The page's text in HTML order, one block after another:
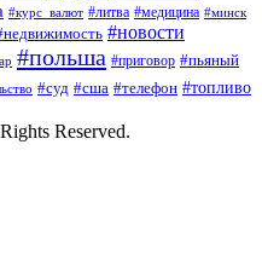
#курс_валют #литва #медицина #минск
#новости
#польша #приговор #пьяный
#суд #сша #телефон #топливо
Reserved.